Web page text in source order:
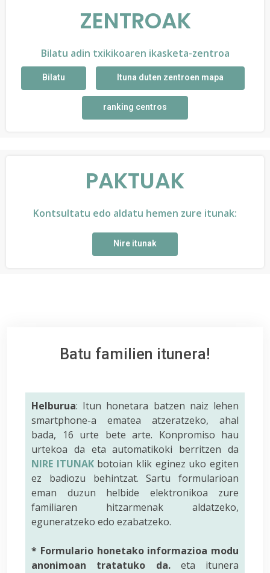
ZENTROAK
Bilatu adin txikikoaren ikasketa-zentroa
Bilatu Ituna duten zentroen mapa
ranking centros
PAKTUAK
Kontsultatu edo aldatu hemen zure itunak:
Nire itunak
Batu familien itunera!
Helburua: Itun honetara batzen naiz lehen
smartphone-a ematea atzeratzeko, ahal
bada, 16 urte bete arte. Konpromiso hau
urtekoa da eta automatikoki berritzen da
NIRE ITUNAKbotoian klik eginez uko egiten
ez badiozu behintzat. Sartu formularioan
eman duzun helbide elektronikoa zure
familiaren hitzarmenak aldatzeko,
eguneratzeko edo ezabatzeko.
* Formulario honetako informazioa modu
anonimoan tratatuko da.eta itunera